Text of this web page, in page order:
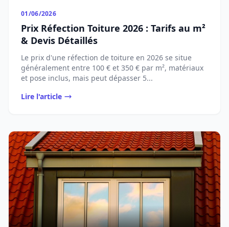
01/06/2026
Prix Réfection Toiture 2026 : Tarifs au m²
& Devis Détaillés
Le prix d'une réfection de toiture en 2026 se situe
généralement entre 100 € et 350 € par m², matériaux
et pose inclus, mais peut dépasser 5...
Lire l'article